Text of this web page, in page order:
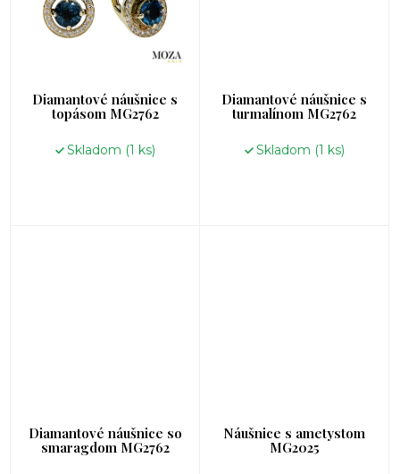
Diamantové náušnice s
topásom MG2762
Skladom (1 ks)
Diamantové náušnice s
turmalínom MG2762
Skladom (1 ks)
Diamantové náušnice so
smaragdom MG2762
Náušnice s ametystom
MG2025